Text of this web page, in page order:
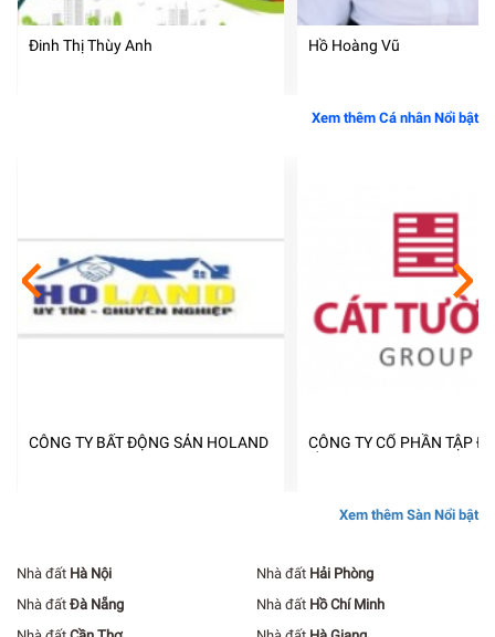
Đinh Thị Thùy Anh Hồ Hoàng Vũ
Xem thêm Cá nhân Nổi bật
CÔNG TY BẤT ĐỘNG SẢN HOLAND
CÔNG TY CỔ PHẦN TẬP
Xem thêm Sàn Nổi bật
Nhà đất Hà Nội Nhà đất Hải Phòng
Nhà đất Đà Nẵng Nhà đất Hồ Chí Minh